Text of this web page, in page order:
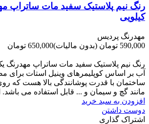
کیلویی
مهدرنگ پردیس
590,000 تومان
(بدون مالیات)650,000 تومان
رنگ نیم پلاستیک سفید مات ساتراپ مهدرنگ
آب بر اساس کوپلیمرهای وینیل استات برای
ساختمان با قدرت پوشانندگی بالا هست که
مانند گچ و سیمان و ... قابل استفاده می
افزودن به سبد خرید
دوست داشتن
اشتراک گذاری